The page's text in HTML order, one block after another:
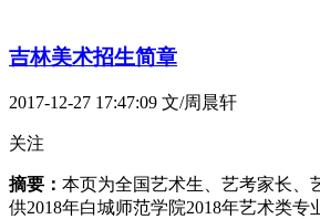
吉林美术招生简章
2017-12-27 17:47:09 文/周晨轩
关注
摘要： 本页为全国艺术生、艺考家长、
供2018年白城师范学院2018年艺术类专